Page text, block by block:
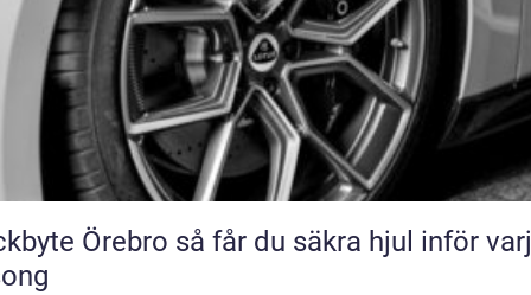
så får du säkra hjul inför varje